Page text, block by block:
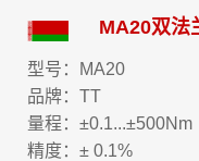
MA20双法
型号：MA20
品牌：TT
量程：±0.1...±500Nm
精度：± 0.1%